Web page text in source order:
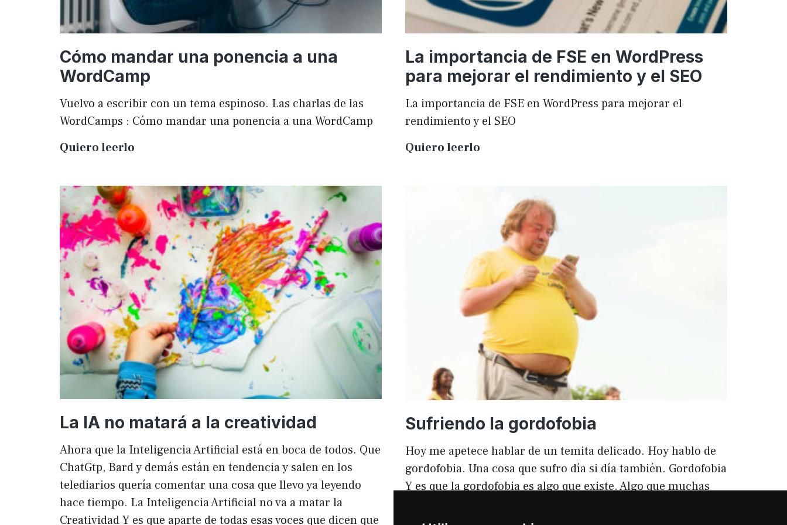
Cómo mandar una ponencia a una
WordCamp
Vuelvo a escribir con un tema espinoso. Las charlas de las
WordCamps : Cómo mandar una ponencia a una WordCamp
Quiero leerlo
una
ponencia
a
una
WordCamp
La importancia de FSE en WordPress
para mejorar el rendimiento y el SEO
La importancia de FSE en WordPress para mejorar el
rendimiento y el SEO
Quiero leerlo
WordPress
para
mejorar
el
rendimiento
el
SEO
La IA no matará a la creatividad
Ahora que la Inteligencia Artificial está en boca de todos. Que
ChatGtp, Bard y demás están en tendencia y salen en los
telediarios quería comentar una cosa que llevo ya leyendo
hace tiempo. La Inteligencia Artificial no va a matar la
Creatividad Y es que aparte de todas esas voces que dicen que
Sufriendo la gordofobia
Hoy me apetece hablar de un temita delicado. Hoy hablo de
gordofobia. Una cosa que sufro día si día también. Gordofobia
Y es que la gordofobia es algo que existe. Algo que muchas
igual que en el anuncio). Nos están vendiendo siempre unos